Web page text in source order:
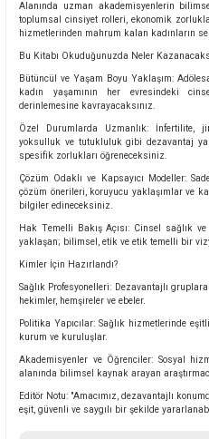
Alanında uzman akademisyenlerin
toplumsal cinsiyet rolleri, ekonomik
hizmetlerinden mahrum kalan kadınların
Bu Kitabı Okuduğunuzda Neler
Bütüncül ve Yaşam Boyu Yaklaşım:
kadın yaşamının her evresindeki
derinlemesine kavrayacaksınız.
Özel Durumlarda Uzmanlık: İnfertilite,
yoksulluk ve tutukluluk gibi dezavantaj
spesifik zorlukları öğreneceksiniz.
Çözüm Odaklı ve Kapsayıcı Modeller:
çözüm önerileri, koruyucu yaklaşımlar ve
bilgiler edineceksiniz.
Hak Temelli Bakış Açısı: Cinsel sağlık
yaklaşan; bilimsel, etik ve etik temelli bir
Kimler İçin Hazırlandı?
Sağlık Profesyonelleri: Dezavantajlı
hekimler, hemşireler ve ebeler.
Politika Yapıcılar: Sağlık hizmetlerinde
kurum ve kuruluşlar.
Akademisyenler ve Öğrenciler: Sosyal
alanında bilimsel kaynak arayan
Editör Notu: "Amacımız, dezavantajlı
eşit, güvenli ve saygılı bir şekilde